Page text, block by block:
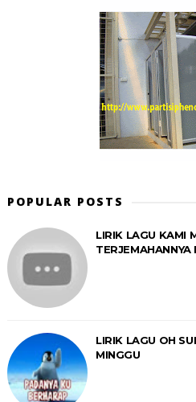
POPULAR POSTS
LIRIK LAGU KAMI
LIRIK LAGU OH
MINGGU